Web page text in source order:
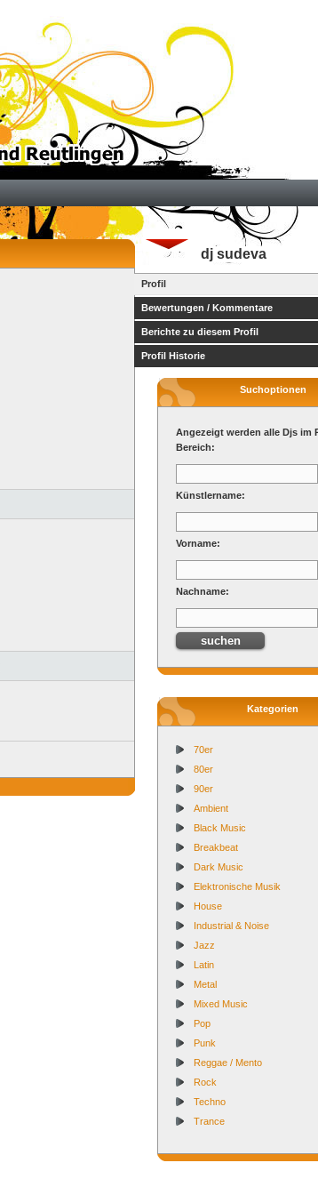
dj sudeva
Profil
Bewertungen / Kommentare
Berichte zu diesem Profil
Profil Historie
Suchoptionen
Angezeigt werden alle Djs im
Bereich:
Künstlername:
Vorname:
Nachname:
Kategorien
70er
80er
90er
Ambient
Black Music
Breakbeat
Dark Music
Elektronische Musik
House
Industrial & Noise
Jazz
Latin
Metal
Mixed Music
Pop
Punk
Reggae / Mento
Rock
Techno
Trance